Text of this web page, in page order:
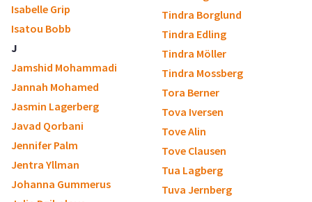
Isabelle Grip
Isatou Bobb
J
Jamshid Mohammadi
Jannah Mohamed
Jasmin Lagerberg
Javad Qorbani
Jennifer Palm
Jentra Yllman
Johanna Gummerus
Tindra Borglund
Tindra Edling
Tindra Möller
Tindra Mossberg
Tora Berner
Tova Iversen
Tove Alin
Tove Clausen
Tua Lagberg
Tuva Jernberg